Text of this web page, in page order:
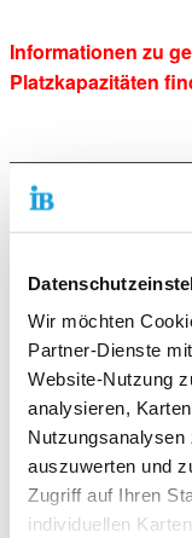
Wir möchten
Partner-Dienste
Website-Nutzung
analysieren,
Nutzungsanalysen
auszuwerten und
Zugriff auf Ihren
individuellen
Informationen zu
Platzkapazitäten
Gefördert
Der